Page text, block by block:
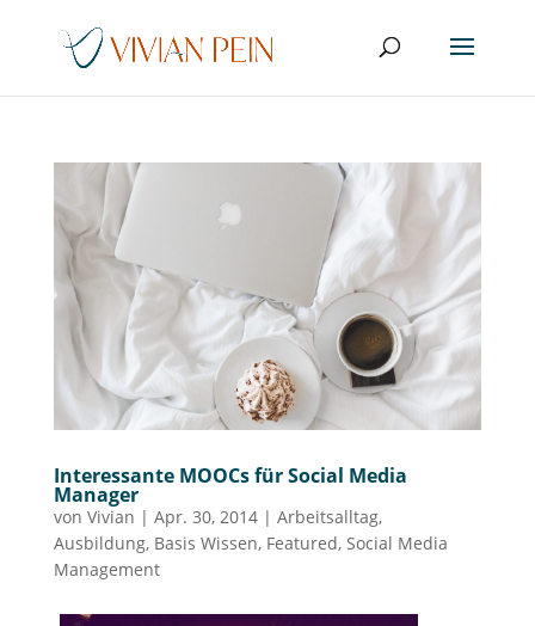
Interessante MOOCs für Social Media
Manager
von Vivian | Apr. 30, 2014| Arbeitsalltag,
Ausbildung, Basis Wissen, Featured, Social Media
Management